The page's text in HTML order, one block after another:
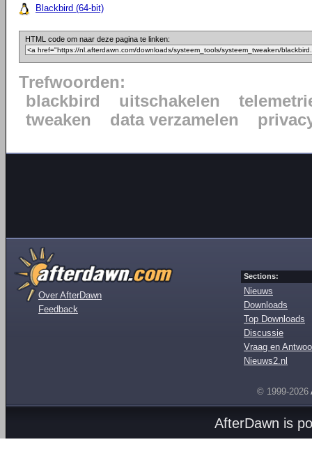
Blackbird (64-bit)
HTML code om naar deze pagina te linken:
Trefwoorden:
blackbird
uitschakelen
tweaken
data verzamelen
Over AfterDawn
Feedback
Sections:
Nieuws
Downloads
Top Downloads
Discussie
Vraag en
Nieuws2.nl
© 1999-2026
AfterDawn is